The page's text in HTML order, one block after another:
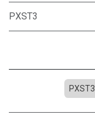
PXST3
PXST3